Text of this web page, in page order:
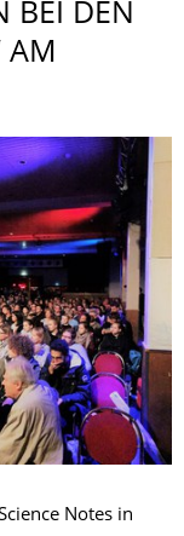
BEI DEN
AM
Notes in